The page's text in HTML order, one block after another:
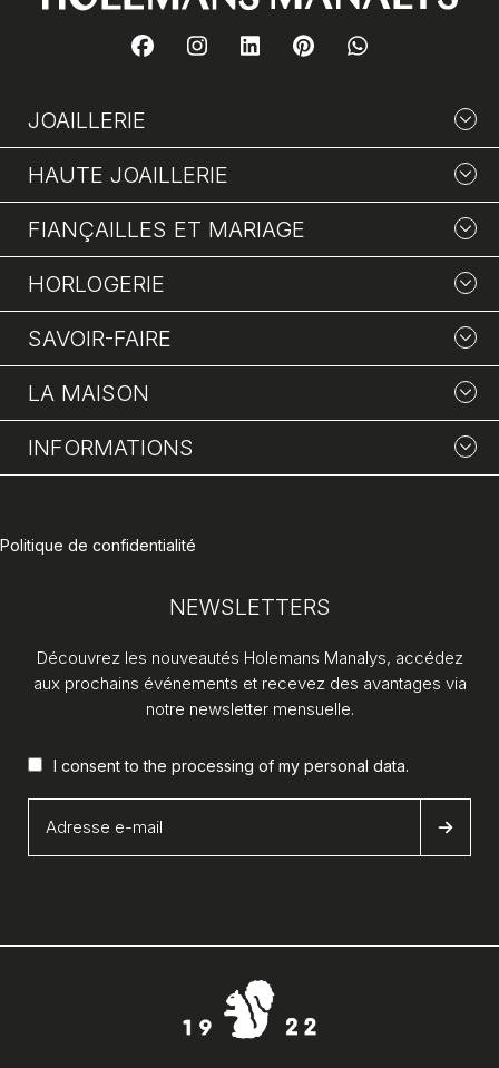
JOAILLERIE
HAUTE JOAILLERIE
FIANÇAILLES ET MARIAGE
HORLOGERIE
SAVOIR-FAIRE
LA MAISON
INFORMATIONS
Politique de confidentialité
NEWSLETTERS
Découvrez les nouveautés Holemans Manalys, accédez
aux prochains événements et recevez des avantages via
notre newsletter mensuelle.
I consent to the processing of my personal data.